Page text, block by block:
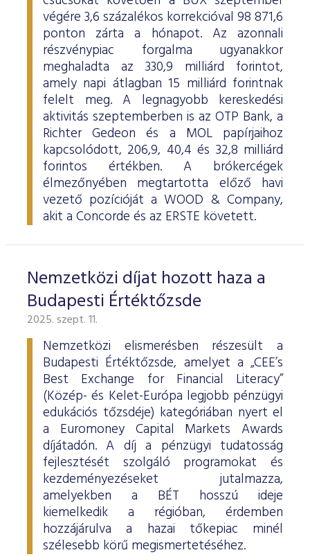
ESG Útmutató
végére 3,6 százalékos korrekcióval 98 871,6
ponton zárta a hónapot. Az azonnali
részvénypiac forgalma ugyanakkor
meghaladta az 330,9 milliárd forintot,
amely napi átlagban 15 milliárd forintnak
felelt meg. A legnagyobb kereskedési
aktivitás szeptemberben is az OTP Bank, a
Richter Gedeon és a MOL papírjaihoz
kapcsolódott, 206,9, 40,4 és 32,8 milliárd
forintos értékben. A brókercégek
élmezőnyében megtartotta előző havi
vezető pozícióját a WOOD & Company,
akit a Concorde és az ERSTE követett.
Nemzetközi díjat hozott haza a
Budapesti Értéktőzsde
2025. szept. 11.
Nemzetközi elismerésben részesült a
Budapesti Értéktőzsde, amelyet a „CEE’s
Best Exchange for Financial Literacy”
(Közép- és Kelet-Európa legjobb pénzügyi
edukációs tőzsdéje) kategóriában nyert el
a Euromoney Capital Markets Awards
díjátadón. A díj a pénzügyi tudatosság
fejlesztését szolgáló programokat és
kezdeményezéseket jutalmazza,
amelyekben a BÉT hosszú ideje
kiemelkedik a régióban, érdemben
hozzájárulva a hazai tőkepiac minél
szélesebb körű megismertetéséhez.